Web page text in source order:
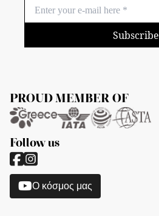
Subscribe
PROUD MEMBER OF
Follow us
O κόσμος μας